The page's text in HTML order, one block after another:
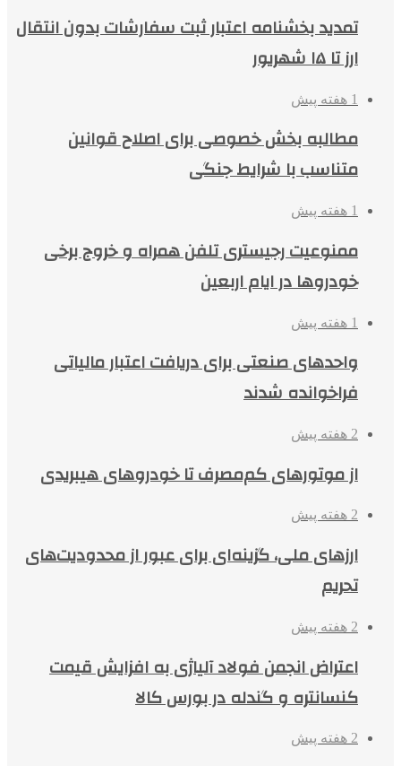
تمدید بخشنامه اعتبار ثبت سفارشات بدون انتقال
ارز تا ۱۵ شهریور
1 هفته پیش
مطالبه بخش خصوصی برای اصلاح قوانین
متناسب با شرایط جنگی
1 هفته پیش
ممنوعیت رجیستری تلفن همراه و خروج برخی
خودروها در ایام اربعین
1 هفته پیش
واحدهای صنعتی برای دریافت اعتبار مالیاتی
فراخوانده شدند
2 هفته پیش
از موتورهای کم‌مصرف تا خودروهای هیبریدی
2 هفته پیش
ارزهای ملی، گزینه‌ای برای عبور از محدودیت‌های
تحریم
2 هفته پیش
اعتراض انجمن فولاد آلیاژی به افزایش قیمت
کنسانتره و گندله در بورس کالا
2 هفته پیش